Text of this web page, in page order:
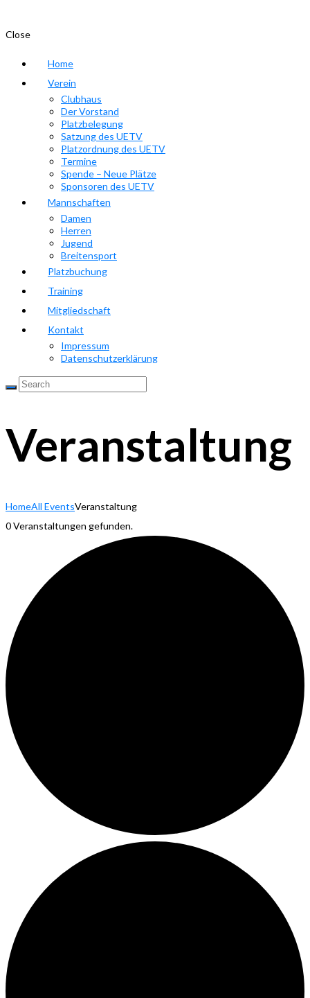
Close
Home
Verein
Clubhaus
Der Vorstand
Platzbelegung
Satzung des UETV
Platzordnung des UETV
Termine
Spende – Neue Plätze
Sponsoren des UETV
Mannschaften
Damen
Herren
Jugend
Breitensport
Platzbuchung
Training
Mitgliedschaft
Kontakt
Impressum
Datenschutzerklärung
Veranstaltung
HomeAll EventsVeranstaltung
0 Veranstaltungen gefunden.